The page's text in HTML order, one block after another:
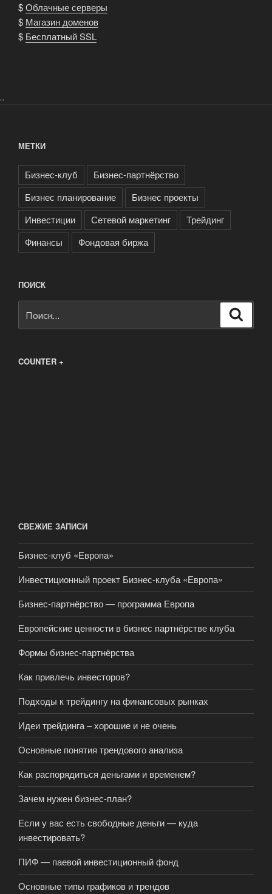
$Облачные серверы
$ Магазин доменов
$ Бесплатный SSL
..
МЕТКИ
Бизнес-клуб
Бизнес-партнёрство
Бизнес планирование
Бизнес проекты
Инвестиции
Сетевой маркетинг
Трейдинг
Финансы
Фондовая биржа
ПОИСК
COUNTER +
СВЕЖИЕ ЗАПИСИ
Бизнес-клуб «Европа»
Инвестиционный проект Бизнес-клуба «Европа»
Бизнес-партнёрство — программа Европа
Европейские ценности в бизнес партнёрстве клуба
Формы бизнес-партнёрства
Как привлечь инвесторов?
Подходы к трейдингу на финансовых рынках
Идеи трейдинга – хорошие и не очень
Основные понятия трендового анализа
Как распорядиться деньгами и временем?
Зачем нужен бизнес-план?
Если у вас есть свободные деньги — куда
инвестировать?
ПИФ — паевой инвестиционный фонд
Основные типы графиков и трендов